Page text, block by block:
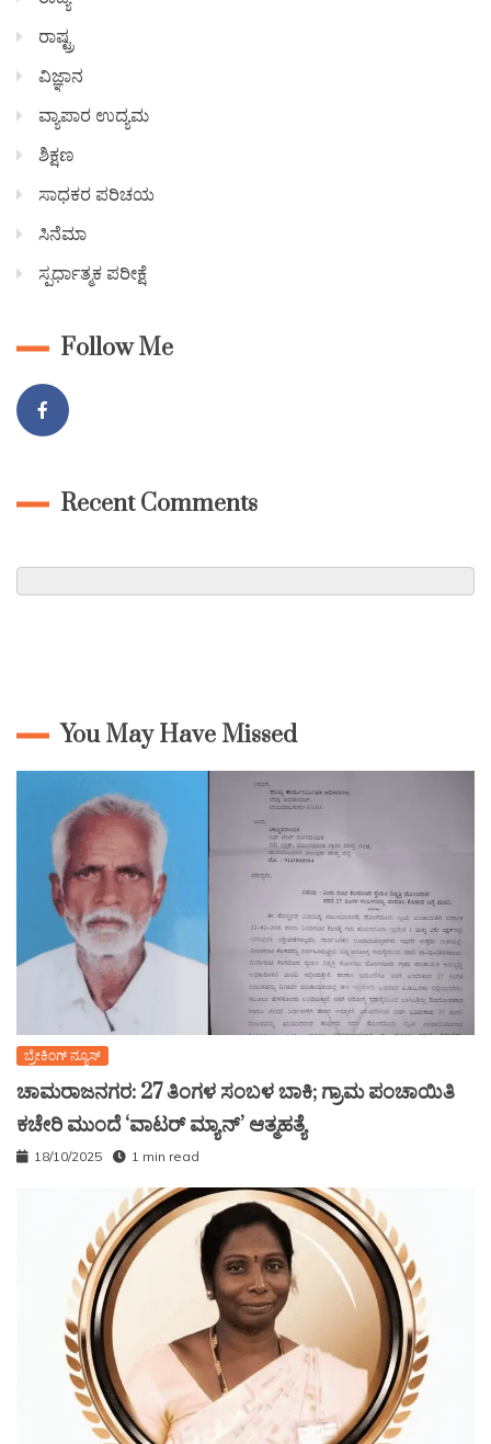
ರಾಷ್ಟ್ರ
ವಿಜ್ಞಾನ
ವ್ಯಾಪಾರ ಉದ್ಯಮ
ಶಿಕ್ಷಣ
ಸಾಧಕರ ಪರಿಚಯ
ಸಿನೆಮಾ
ಸ್ಪರ್ಧಾತ್ಮಕ ಪರೀಕ್ಷೆ
Follow Me
Recent Comments
You May Have Missed
ಬ್ರೇಕಿಂಗ್ ನ್ಯೂಸ್
ಚಾಮರಾಜನಗರ: 27 ತಿಂಗಳ ಸಂಬಳ ಬಾಕಿ; ಗ್ರಾಮ ಪಂಚಾಯಿತಿ
ಕಚೇರಿ ಮುಂದೆ ‘ವಾಟರ್ ಮ್ಯಾನ್’ ಆತ್ಮಹತ್ಯೆ
18/10/2025 1 min read